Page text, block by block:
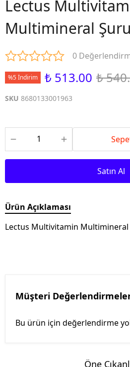
Lectus
Multimineral
0
%5 İndirim ₺ 513.00 ₺
SKU 8680133001963
Satın Al
Ürün Açıklaması
Lectus Multivitamin Multimineral
Müşteri
Bu ürün için değerlendirme
Öne